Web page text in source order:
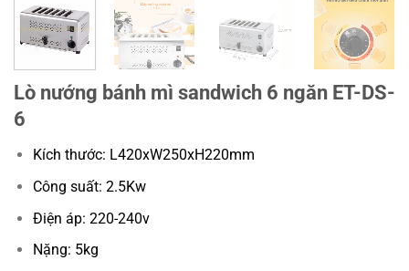
Lò nướng bánh mì sandwich 6 ngăn ET-DS-
6
Kích thước: L420xW250xH220mm
Công suất: 2.5Kw
Điện áp: 220-240v
Nặng: 5kg